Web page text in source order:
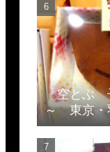
「空とぶ
～ 東京・